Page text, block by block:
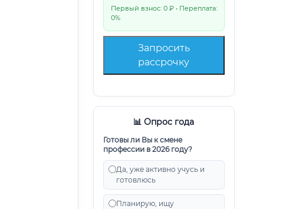
Первый взнос: 0 ₽ • Переплата:
0%
Запросить
рассрочку
📊 Опрос года
Готовы ли Вы к смене
профессии в 2026 году?
Да, уже активно учусь и
готовлюсь
Планирую, ищу